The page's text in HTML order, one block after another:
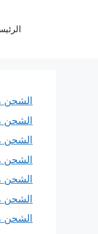
الشحن
الشحن
الشحن
الشحن
الشحن
الشحن
الشحن